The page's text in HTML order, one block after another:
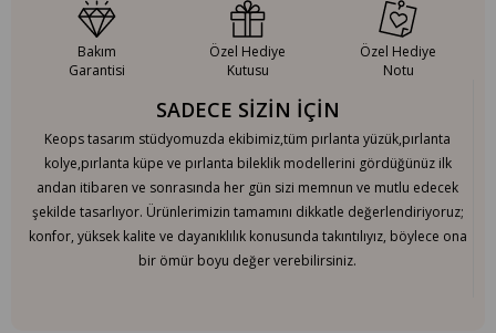
SADECE SİZİN İÇİN
Keops tasarım stüdyomuzda ekibimiz,tüm pırlanta yüzük,pırlanta
kolye,pırlanta küpe ve pırlanta bileklik modellerini gördüğünüz ilk
andan itibaren ve sonrasında her gün sizi memnun ve mutlu edecek
şekilde tasarlıyor. Ürünlerimizin tamamını dikkatle değerlendiriyoruz;
konfor, yüksek kalite ve dayanıklılık konusunda takıntılıyız, böylece ona
bir ömür boyu değer verebilirsiniz.
Bakım
Garantisi
Özel Hediye
Kutusu
Özel Hediye
Notu